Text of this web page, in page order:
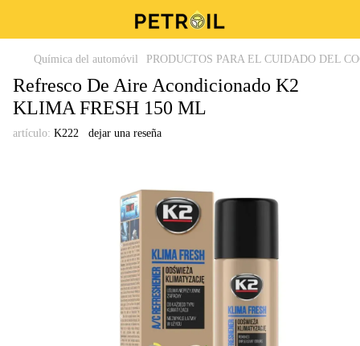
Química del automóvil PRODUCTOS PARA EL CUIDADO DEL
Refresco De Aire Acondicionado K2
KLIMA FRESH 150 ML
artículo: K222 dejar una reseña